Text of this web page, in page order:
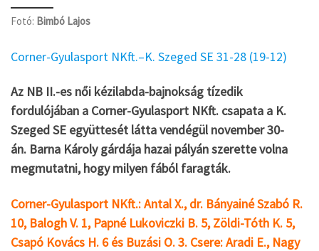
Fotó: Bimbó Lajos
Corner-Gyulasport NKft.–K. Szeged SE 31-28 (19-12)
Az NB II.-es női kézilabda-bajnokság tízedik
fordulójában a Corner-Gyulasport NKft. csapata a K.
Szeged SE együttesét látta vendégül november 30-
án. Barna Károly gárdája hazai pályán szerette volna
megmutatni, hogy milyen fából faragták.
Corner-Gyulasport NKft.: Antal X., dr. Bányainé Szabó R.
10, Balogh V. 1, Papné Lukoviczki B. 5, Zöldi-Tóth K. 5,
Csapó Kovács H. 6 és Buzási O. 3. Csere: Aradi E., Nagy